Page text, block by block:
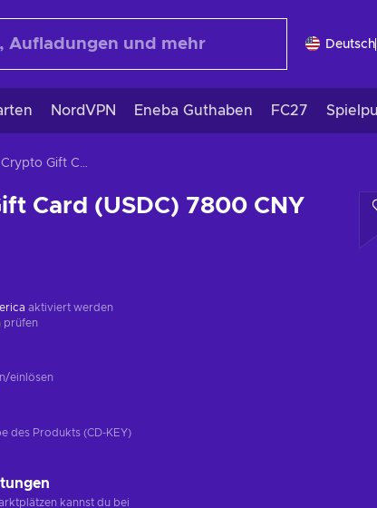
Deutsch
NordVPN Eneba Guthaben FC27
Gift Me Crypto Gift Card (USDC) 7800 CNY Key GLOBAL
Card (USDC) 7800 CNY
aktiviert werden
prüfen
einlösen
des Produkts (CD-KEY)
kannst du bei